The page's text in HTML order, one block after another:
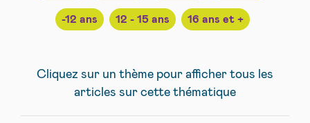
-12 ans 12 - 15 ans 16 ans et +
Cliquez sur un thème pour afficher tous les
articles sur cette thématique